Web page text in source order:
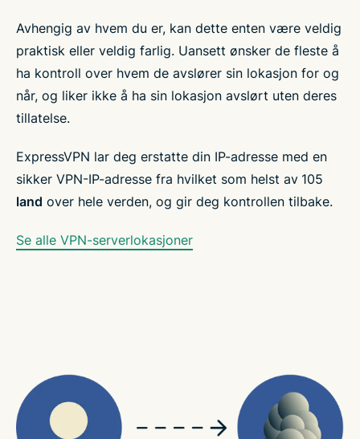
Avhengig av hvem du er, kan dette enten være veldig
praktisk eller veldig farlig. Uansett ønsker de fleste å
ha kontroll over hvem de avslører sin lokasjon for og
når, og liker ikke å ha sin lokasjon avslørt uten deres
tillatelse.
ExpressVPN lar deg erstatte din IP-adresse med en
sikker VPN-IP-adresse fra hvilket som helst av 105
land over hele verden, og gir deg kontrollen tilbake.
Se alle VPN-serverlokasjoner